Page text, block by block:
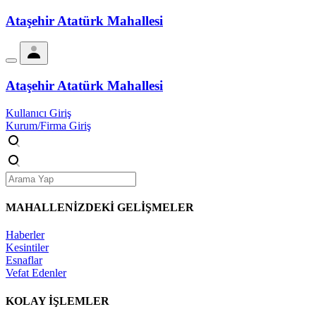
Ataşehir Atatürk Mahallesi
Ataşehir Atatürk Mahallesi
Kullanıcı Giriş
Kurum/Firma Giriş
MAHALLENİZDEKİ GELİŞMELER
Haberler
Kesintiler
Esnaflar
Vefat Edenler
KOLAY İŞLEMLER